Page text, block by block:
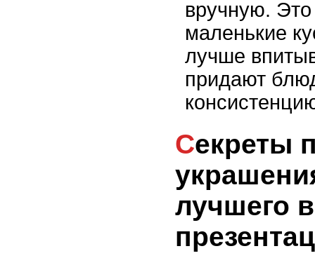
вручную. Это
маленькие
лучше
придают
Секреты подачи и
лучшего